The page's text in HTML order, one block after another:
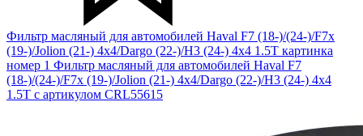
Фильтр масляный для автомобилей Haval F7 (18-)/(24-)/F7x
(19-)/Jolion (21-) 4x4/Dargo (22-)/H3 (24-) 4x4 1.5T картинка
номер 1 Фильтр масляный для автомобилей Haval F7
(18-)/(24-)/F7x (19-)/Jolion (21-) 4x4/Dargo (22-)/H3 (24-) 4x4
1.5T с артикулом CRL55615